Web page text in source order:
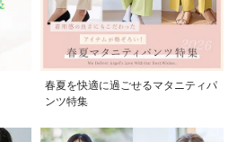
春夏を快適に過ごせるマタニティパ
ンツ特集